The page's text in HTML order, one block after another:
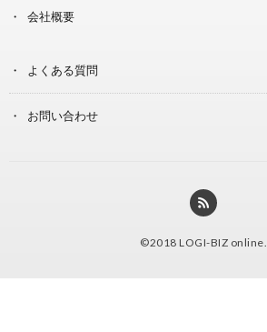
会社概要
よくある質問
お問い合わせ
©2018 LOGI-BIZ online.